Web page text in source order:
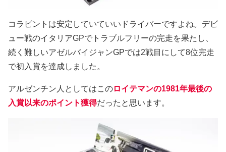
コラピントは安定していていいドライバーですよね。デビ
ュー戦のイタリアGPでトラブルフリーの完走を果たし、
続く難しいアゼルバイジャンGPでは2戦目にして8位完走
で初入賞を達成しました。
アルゼンチン人としてはこのロイテマンの1981年最後の
入賞以来のポイント獲得だったと思います。